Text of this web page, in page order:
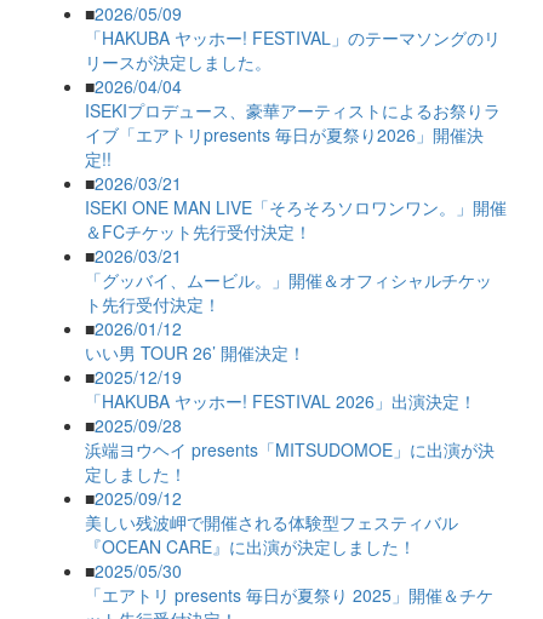
■2026/05/09
「HAKUBA ヤッホー! FESTIVAL」のテーマソングのリ
リースが決定しました。
■2026/04/04
ISEKIプロデュース、豪華アーティストによるお祭りラ
イブ「エアトリpresents 毎日が夏祭り2026」開催決
定!!
■2026/03/21
ISEKI ONE MAN LIVE「そろそろソロワンワン。」開催
＆FCチケット先行受付決定！
■2026/03/21
「グッバイ、ムービル。」開催＆オフィシャルチケッ
ト先行受付決定！
■2026/01/12
いい男 TOUR 26’ 開催決定！
■2025/12/19
「HAKUBA ヤッホー! FESTIVAL 2026」出演決定！
■2025/09/28
浜端ヨウヘイ presents「MITSUDOMOE」に出演が決
定しました！
■2025/09/12
美しい残波岬で開催される体験型フェスティバル
『OCEAN CARE』に出演が決定しました！
■2025/05/30
「エアトリ presents 毎日が夏祭り 2025」開催＆チケ